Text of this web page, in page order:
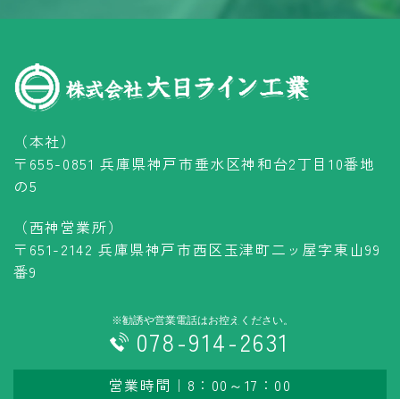
（本社）
〒655-0851 兵庫県神戸市垂水区神和台2丁目10番地
の5
（西神営業所）
〒651-2142 兵庫県神戸市西区玉津町二ッ屋字東山99
番9
078-914-2631
営業時間｜8：00～17：00